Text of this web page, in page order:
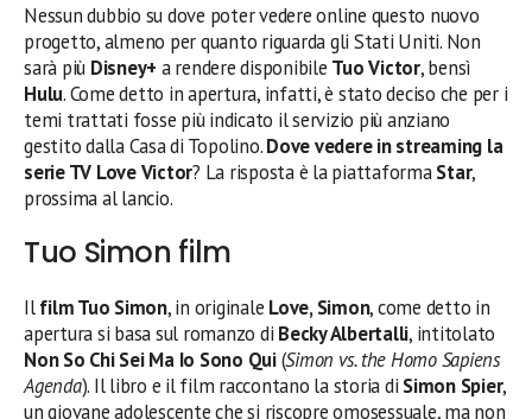
Nessun dubbio su dove poter vedere online questo nuovo
progetto, almeno per quanto riguarda gli Stati Uniti. Non
sarà più Disney+ a rendere disponibile Tuo Victor, bensì
Hulu. Come detto in apertura, infatti, è stato deciso che per i
temi trattati fosse più indicato il servizio più anziano
gestito dalla Casa di Topolino.Dove vedere in streaming la
serie TV Love Victor? La risposta è la piattaformaStar,
prossima al lancio.
Tuo Simon film
Ilfilm Tuo Simon, in originale Love, Simon, come detto in
apertura si basa sul romanzo di Becky Albertalli, intitolato
Non So Chi Sei Ma Io Sono Qui(Simon vs. the Homo Sapiens
Agenda). Il libro e il film raccontano la storia di Simon Spier,
un giovane adolescente che si riscopre omosessuale, ma non